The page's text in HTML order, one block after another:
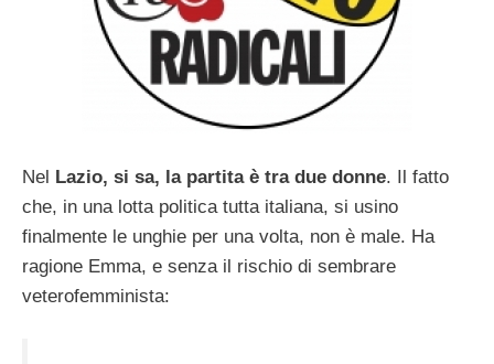
Nel Lazio, si sa, la partita è tra due donne. Il fatto
che, in una lotta politica tutta italiana, si usino
finalmente le unghie per una volta, non è male. Ha
ragione Emma, e senza il rischio di sembrare
veterofemminista: